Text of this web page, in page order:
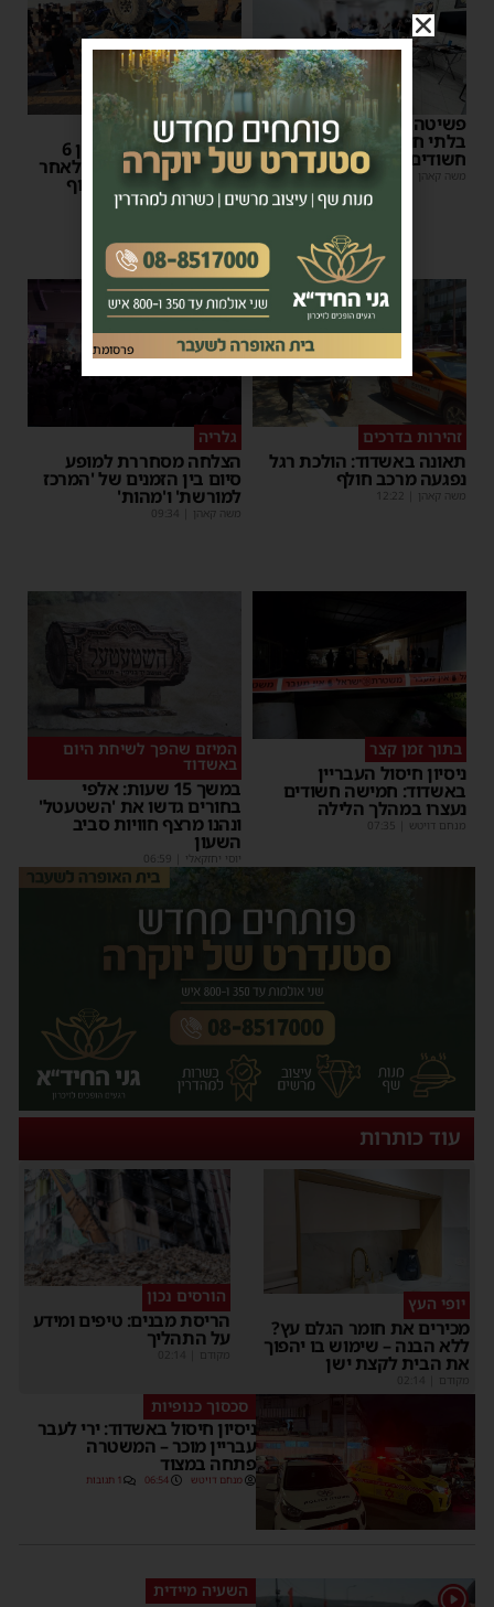
פשיטה על בית הימורים
בלתי חוקי באשדוד: חמישה
חשודים עוכבו לחקירה
משה קאהן
כלי מסוכן
עדכון מבית החולים: בן 6
מאושפז בטיפול נמרץ לאחר
תאונת הטרקטורון בחוף
באשדוד
זהירות בדרכים
תאונה באשדוד: הולכת רגל
נפגעה מרכב חולף
משה קאהן 12:22
1
גלריה
הצלחה מסחררת למופע
סיום בין הזמנים של 'המרכז
למורשת' ו'מהות'
משה קאהן 09:34
בתוך זמן קצר
ניסיון חיסול העבריין
באשדוד: חמישה חשודים
נעצרו במהלך הלילה
מנחם דויטש 07:35
המיזם שהפך לשיחת היום
באשדוד
במשך 15 שעות: אלפי
בחורים גדשו את 'השטעטל'
ונהנו מרצף חוויות סביב
השעון
יוסי יחזקאלי 06:59
עוד כותרות
יופי העץ
מכירים את חומר הגלם עץ?
ללא הבנה – שימוש בו יהפוך
את הבית לקצת ישן
מקודם
הורסים נכון
הריסת מבנים: טיפים ומידע
על התהליך
מקודם
סכסוך כנופיות
ניסיון חיסול באשדוד: ירי לעבר
עבריין מוכר – המשטרה
פתחה במצוד
מנחם דויטש 06:54 1 תגובות
1 השעיה מיידית
פרסומת